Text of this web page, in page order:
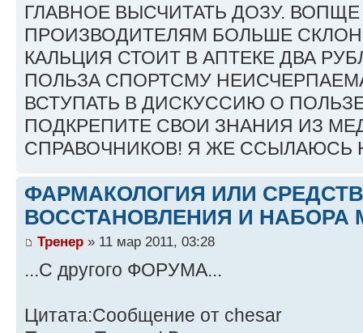
ГЛАВНОЕ ВЫСЧИТАТЬ ДОЗУ.
ПРОИЗВОДИТЕЛЯМ БОЛЬШЕ
КАЛЬЦИЯ СТОИТ В АПТЕКЕ ДВА
ПОЛЬЗА СПОРТСМУ
ВСТУПАТЬ В ДИСКУССИЮ О
ПОДКРЕПИТЕ СВОИ ЗНАНИЯ ИЗ
СПРАВОЧНИКОВ! Я ЖЕ ССЫЛАЮСЬ
ФАРМАКОЛОГИЯ ИЛИ
ВОССТАНОВЛЕНИЯ И НАБОРА
Тренер » 11 мар 2011, 03:28
...С другого ФОРУМА...
Цитата:Сообщение от chesar